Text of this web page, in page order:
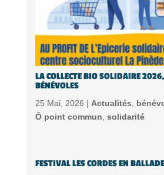
LA COLLECTE BIO SOLIDAIRE
BÉNÉVOLES
25 Mai, 2026 | Actualités
Ô point commun solidarité
FESTIVAL LES CORDES EN BALLADE